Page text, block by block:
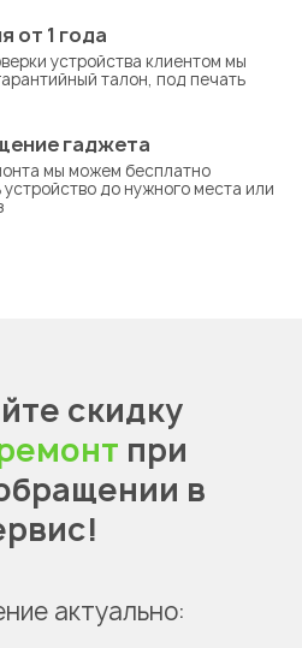
от 1 года
устройства клиентом мы
талон, под печать
гаджета
мы можем бесплатно
устройство до нужного места или
скидку
при
в
актуально: